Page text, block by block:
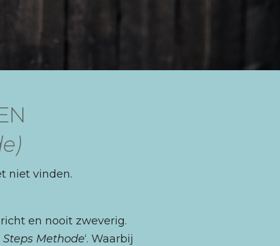
niet vinden.
en nooit zweverig.
Steps Methode‘. Waarbij